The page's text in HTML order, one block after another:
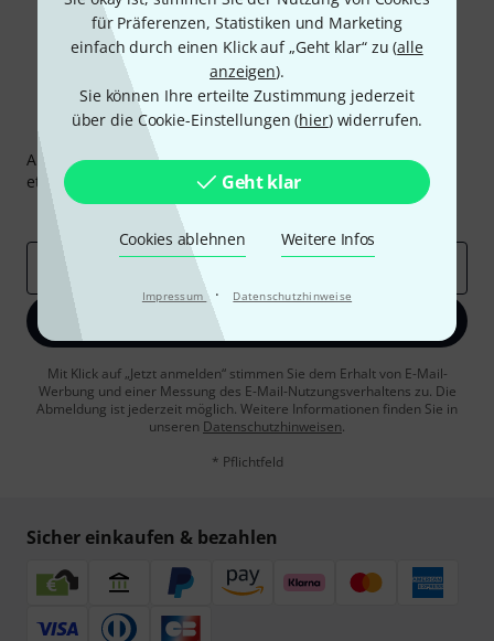
für Präferenzen, Statistiken und Marketing
einfach durch einen Klick auf „Geht klar“ zu (alle
anzeigen).
Sie können Ihre erteilte Zustimmung jederzeit
über die Cookie-Einstellungen (hier) widerrufen.
Geht klar
Cookies ablehnen Weitere Infos
Impressum · Datenschutzhinweise
Thomann Newsletter
Abonniere den Thomann Newsletter und gewinne mit
etwas Glück einen von 50 Gutscheinen 50€
Inspirierende Beiträge
Jetzt anmelden
Mit Klick auf „Jetzt anmelden“ stimmen Sie dem Erhalt von E-Mail-
Werbung und einer Messung des E-Mail-Nutzungsverhaltens zu. Die
Abmeldung ist jederzeit möglich. Weitere Informationen finden Sie in
unseren Datenschutzhinweisen.
* Pflichtfeld
Sicher einkaufen & bezahlen